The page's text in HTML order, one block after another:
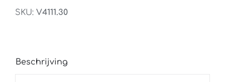
SKU: V4111.30
Beschrijving